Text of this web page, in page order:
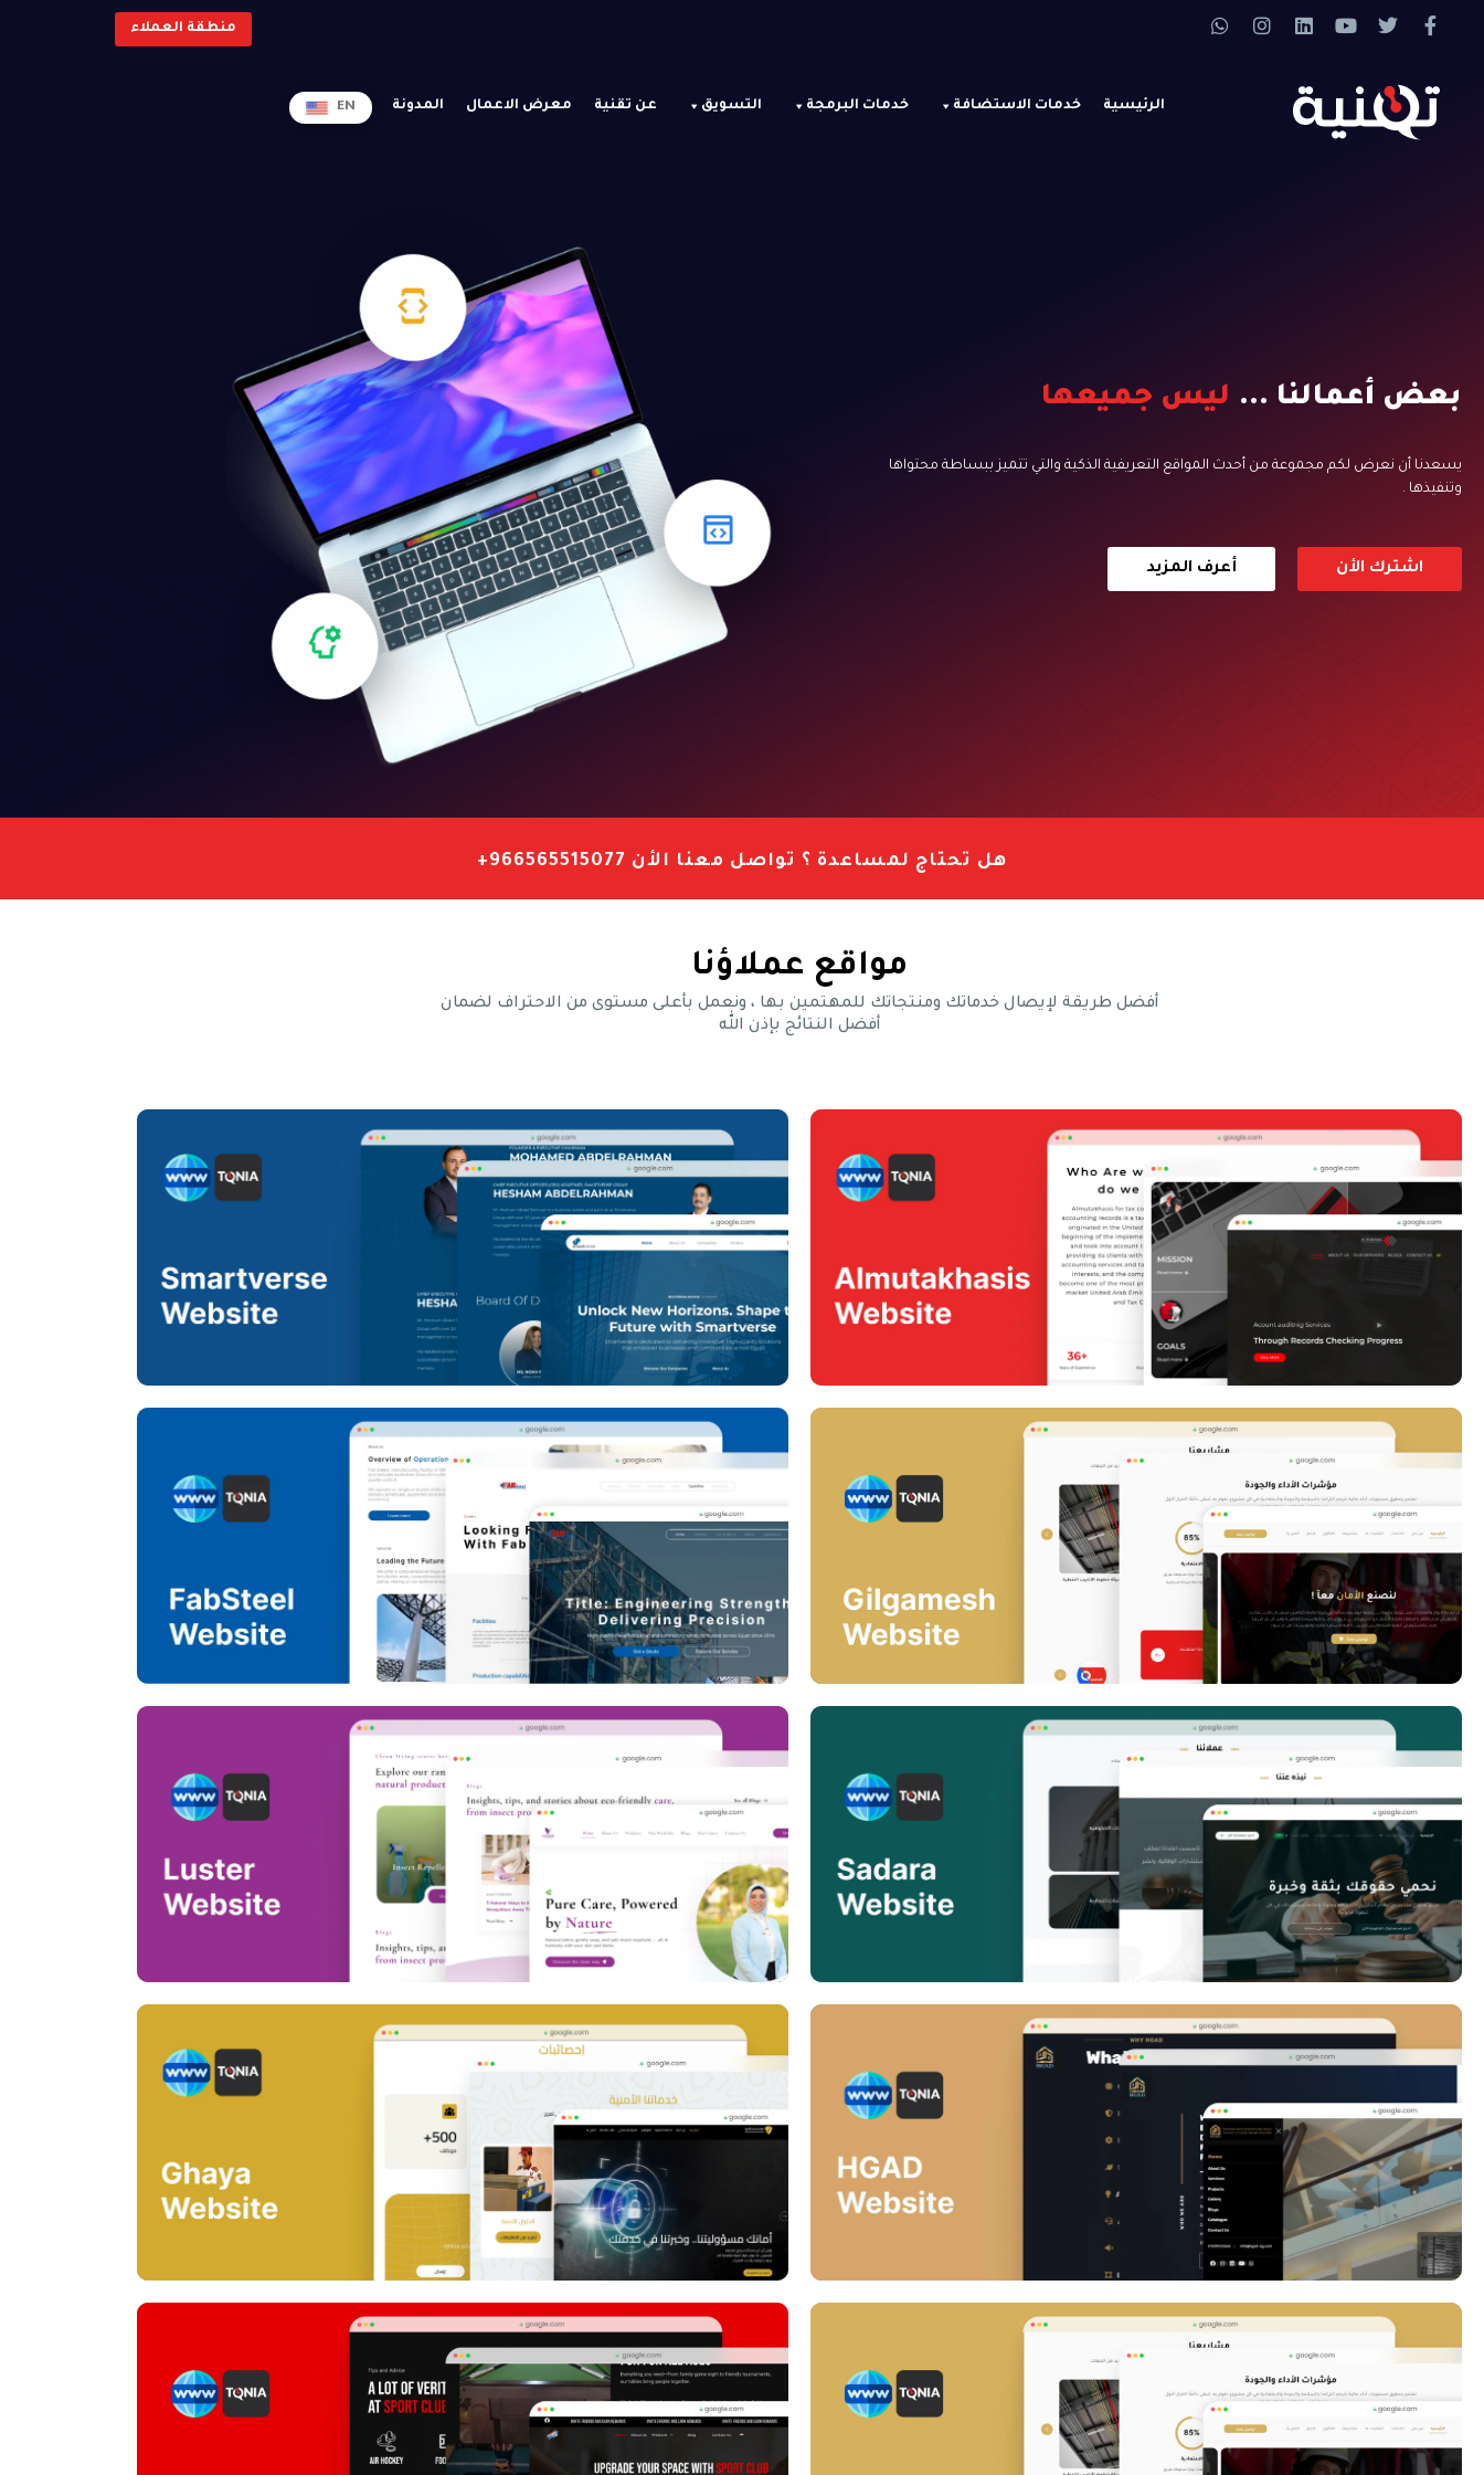
منطقة العملاء
الرئيسية خدمات الاستضافة خدمات البرمجة التسويق عن تقنية معرض الاعمال المدونة EN
بعض أعمالنا ... ليس جميعها
يسعدنا أن نعرض لكم مجموعة من أحدث المواقع التعريفية الذكية والتي تتميز ببساطة محتواها
وتنفيذها .
اشترك الأن أعرف المزيد
هل تحتاج لمساعدة ؟ تواصل معنا الأن 966565515077+
مواقع عملاؤنا
أفضل طريقة لإيصال خدماتك ومنتجاتك للمهتمين بها ، ونعمل بأعلى مستوى من الاحتراف لضمان
أفضل النتائج بإذن الله
Almutakhasis website
Gilgamesh Website
FabSteel Website
Sadara Website
Luster Website
HGAD Website
Ghaya website